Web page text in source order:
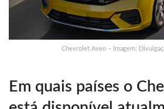
Chevrolet Aveo – Imagem:
Em quais países o